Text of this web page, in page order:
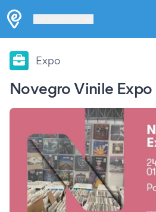
Novegro Vinile Expo
Expo